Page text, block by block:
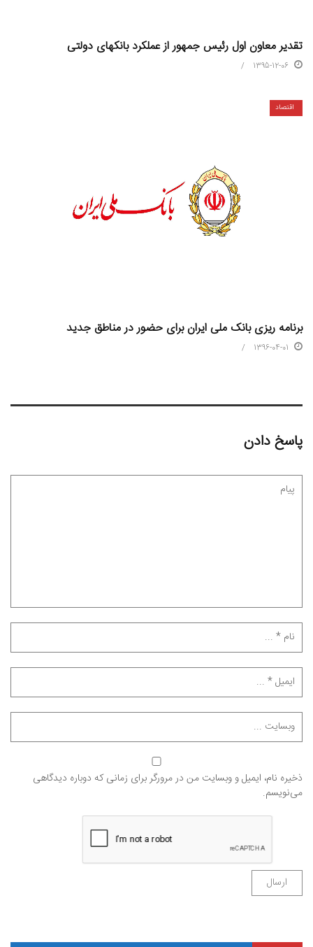
تقدیر معاون اول رئیس جمهور از عملکرد بانکهای دولتی
1395-12-06
اقتصاد
برنامه ریزی بانک ملی ایران برای حضور در مناطق جدید
1396-04-01
پاسخ دادن
ذخیره نام، ایمیل و وبسایت من در مرورگر برای زمانی که دوباره دیدگاهی
می‌نویسم.